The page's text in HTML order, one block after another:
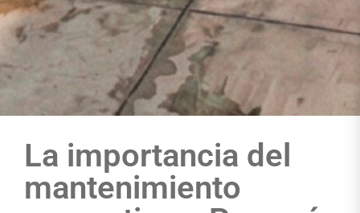
La importancia del
mantenimiento